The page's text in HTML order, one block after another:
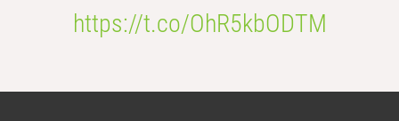
https://t.co/OhR5kbODTM